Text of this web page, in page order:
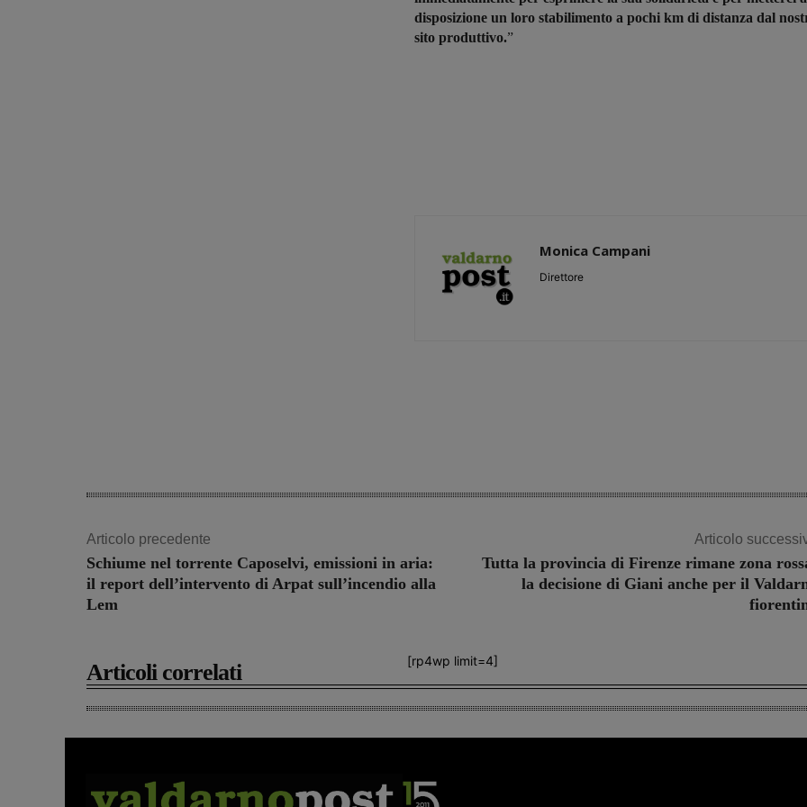
disposizione un loro stabilimento a pochi km di distanza dal
sito produttivo.”
Monica Campani
Direttore
Articolo precedente
Schiume nel torrente Caposelvi, emissioni in aria:
il report dell’intervento di Arpat sull’incendio alla
Lem
Articolo
Tutta la provincia di Firenze rimane zona
la decisione di Giani anche per il
[rp4wp limit=4]
Articoli correlati